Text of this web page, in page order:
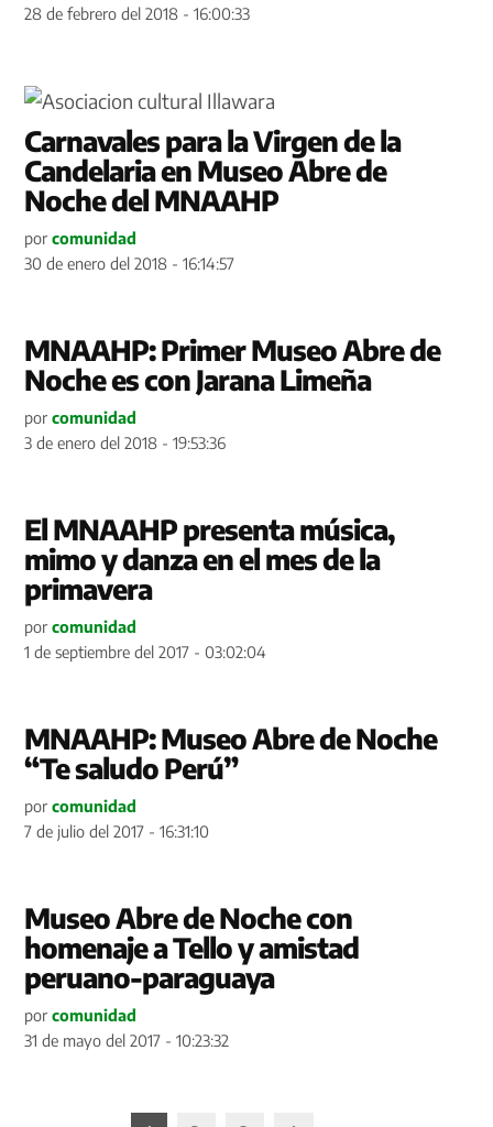
28 de febrero del 2018 - 16:00:33
Carnavales para la Virgen de la
Candelaria en Museo Abre de
Noche del MNAAHP
por comunidad
30 de enero del 2018 - 16:14:57
MNAAHP: Primer Museo Abre de
Noche es con Jarana Limeña
por comunidad
3 de enero del 2018 - 19:53:36
El MNAAHP presenta música,
mimo y danza en el mes de la
primavera
por comunidad
1 de septiembre del 2017 - 03:02:04
MNAAHP: Museo Abre de Noche
“Te saludo Perú”
por comunidad
7 de julio del 2017 - 16:31:10
Museo Abre de Noche con
homenaje a Tello y amistad
peruano-paraguaya
por comunidad
31 de mayo del 2017 - 10:23:32